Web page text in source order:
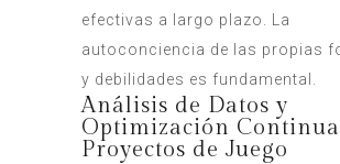
efectivas a largo plazo. La
autoconciencia de las propias
y debilidades es fundamental.
Análisis de Datos y
Optimización
Proyectos de Juego